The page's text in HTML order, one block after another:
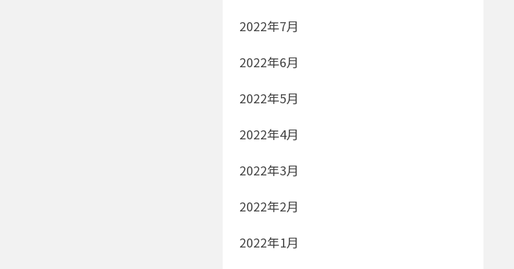
2022年7月
2022年6月
2022年5月
2022年4月
2022年3月
2022年2月
2022年1月